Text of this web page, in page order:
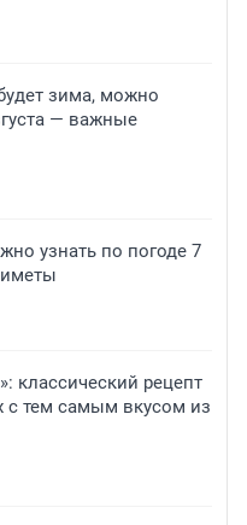
зима, можно
— важные
узнать по погоде 7
классический рецепт
с тем самым вкусом из